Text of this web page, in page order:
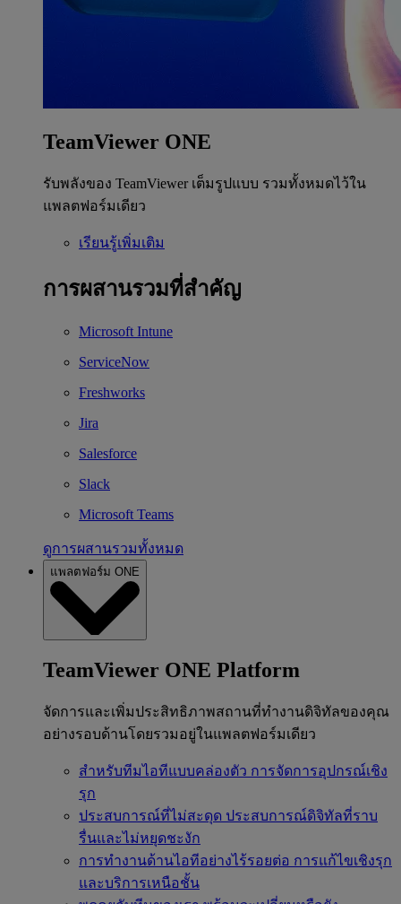
TeamViewer ONE
รับพลังของ TeamViewer เต็มรูปแบบ รวมทั้งหมดไว้ใน
แพลตฟอร์มเดียว
เรียนรู้เพิ่มเติม
การผสานรวมที่สำคัญ
Microsoft Intune
ServiceNow
Freshworks
Jira
Salesforce
Slack
Microsoft Teams
ดูการผสานรวมทั้งหมด
แพลตฟอร์ม ONE
TeamViewer ONE Platform
จัดการและเพิ่มประสิทธิภาพสถานที่ทำงานดิจิทัลของคุณ
อย่างรอบด้านโดยรวมอยู่ในแพลตฟอร์มเดียว
สำหรับทีมไอทีแบบคล่องตัว การจัดการอุปกรณ์เชิง
รุก
ประสบการณ์ที่ไม่สะดุด ประสบการณ์ดิจิทัลที่ราบ
รื่นและไม่หยุดชะงัก
การทำงานด้านไอทีอย่างไร้รอยต่อ การแก้ไขเชิงรุก
และบริการเหนือชั้น